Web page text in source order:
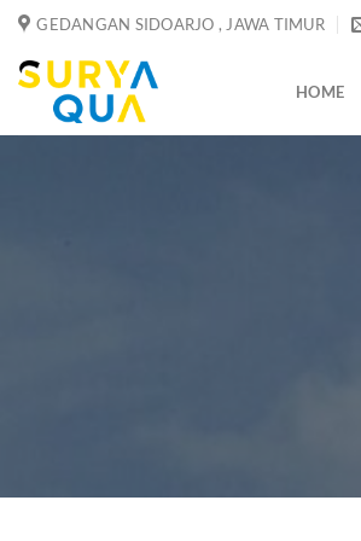
Skip
content
GEDANGAN SIDOARJO , JAWA TIMUR
HOME